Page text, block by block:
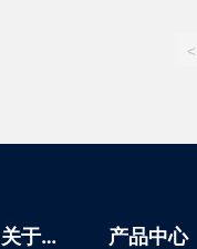
<
关于我
产品中心